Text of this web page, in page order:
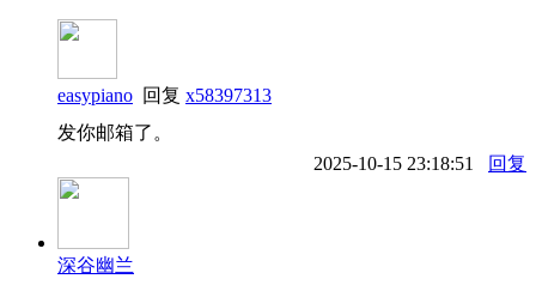
easypiano 回复 x58397313
发你邮箱了。
2025-10-15 23:18:51
回复
深谷幽兰